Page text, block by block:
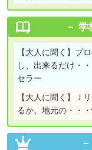
学
【大人に聞く】 プ
し、出来るだけ・
セラー
【大人に聞く】
Ｊ
るか、地元の・・